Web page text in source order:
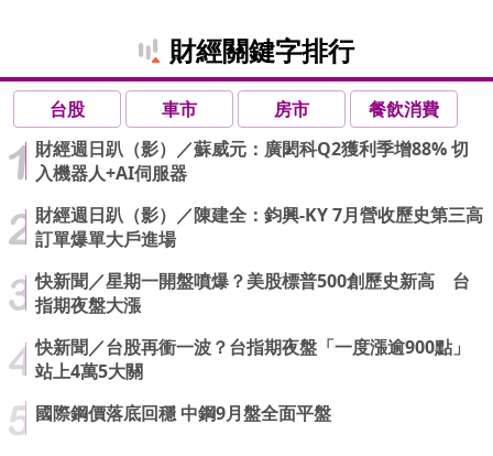
財經關鍵字排行
台股 車市 房市
餐飲消費
財經週日趴（影）／蘇威元：廣閎科Q2獲利季增88% 切
入機器人+AI伺服器
財經週日趴（影）／陳建全：鈞興-KY 7月營收歷史第三高
訂單爆單大戶進場
快新聞／星期一開盤噴爆？美股標普500創歷史新高 台
指期夜盤大漲
快新聞／台股再衝一波？台指期夜盤「一度漲逾900點」
站上4萬5大關
國際鋼價落底回穩 中鋼9月盤全面平盤